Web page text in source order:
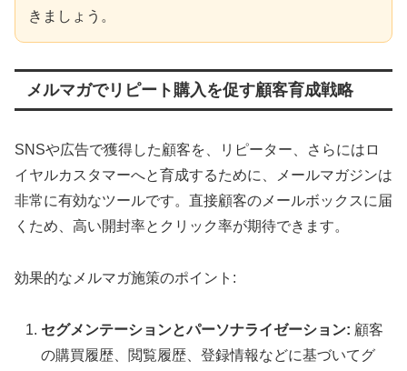
きましょう。
メルマガでリピート購入を促す顧客育成戦略
SNSや広告で獲得した顧客を、リピーター、さらにはロ
イヤルカスタマーへと育成するために、メールマガジンは
非常に有効なツールです。直接顧客のメールボックスに届
くため、高い開封率とクリック率が期待できます。
効果的なメルマガ施策のポイント:
セグメンテーションとパーソナライゼーション: 顧客
の購買履歴、閲覧履歴、登録情報などに基づいてグ